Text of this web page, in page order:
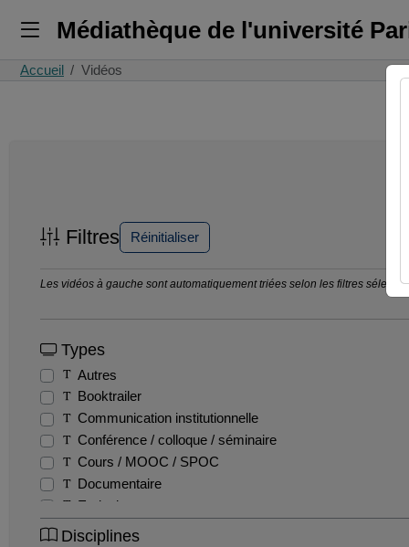
Médiathèque de l'université
Accueil Vidéos
Filtres Réinitialiser
Les vidéos à gauche sont automatiquement triées selon les filtres
Types
Autres
Booktrailer
Communication institutionnelle
Conférence / colloque / séminaire
Cours / MOOC / SPOC
Documentaire
Emission
Entretien / Témoignage / Retour d'expérience
Disciplines